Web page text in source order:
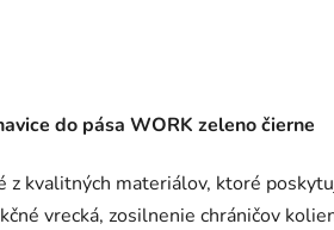
do pása WORK zeleno čierne
z kvalitných materiálov, ktoré
vrecká, zosilnenie chráničov